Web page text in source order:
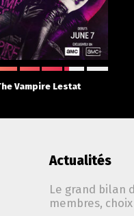
Vampire Lestat
Actualités
Le grand bilan
membres,